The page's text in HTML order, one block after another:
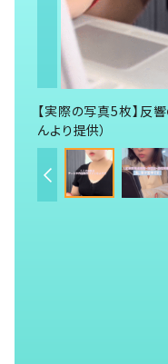
【実際の写真5枚】反
んより提供）